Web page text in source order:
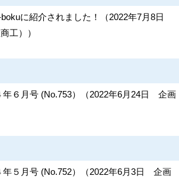
に紹介されました！ （2022年7月8日
工）
）
６月号 (No.753） （2022年6月24日
企画
５月号 (No.752） （2022年6月3日 企画